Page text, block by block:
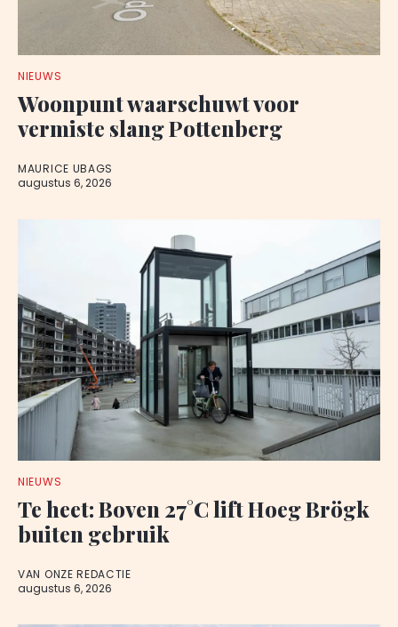
NIEUWS
Woonpunt waarschuwt voor
vermiste slang Pottenberg
MAURICE UBAGS
augustus 6, 2026
NIEUWS
Te heet: Boven 27°C lift Hoeg Brögk
buiten gebruik
VAN ONZE REDACTIE
augustus 6, 2026